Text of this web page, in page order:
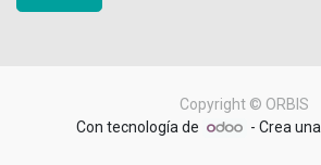
Copyright © ORBIS
Con tecnología de
- Crea una